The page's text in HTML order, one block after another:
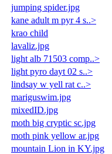
jumping spider.jpg
kane adult m pyr 4 s..>
krao child
lavaliz.jpg
light alb 71503 comp..>
light pyro dayt 02 s..>
lindsay w yell rat c..>
mariguswim.jpg
mixedID.jpg
moth big cryptic sc.jpg
moth pink yellow ar.jpg
mountain Lion in KY.jpg